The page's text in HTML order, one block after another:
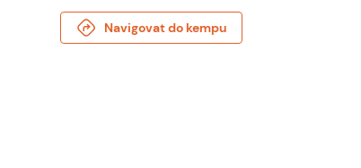
Navigovat do kempu